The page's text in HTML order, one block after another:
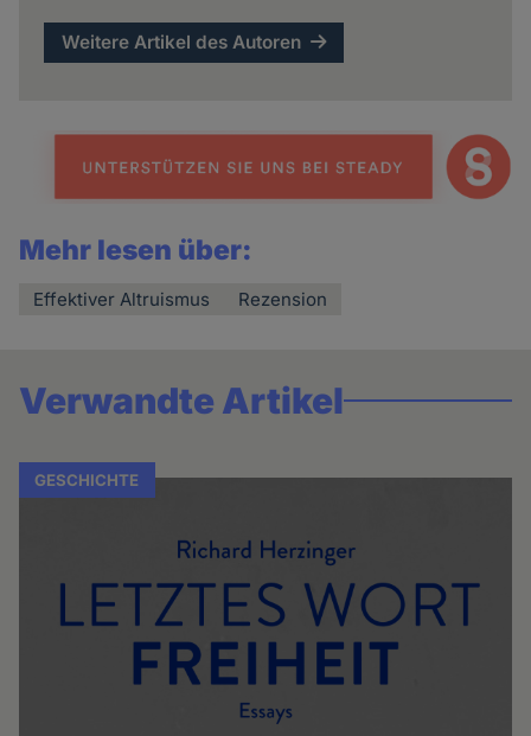
Weitere Artikel des Autoren
Mehr lesen über:
Effektiver Altruismus Rezension
Verwandte Artikel
GESCHICHTE